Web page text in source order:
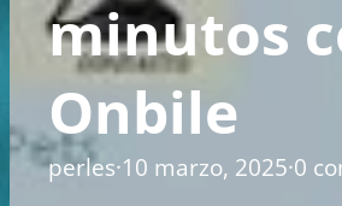
minutos
Onbile
perles·10 marzo, 2025·0